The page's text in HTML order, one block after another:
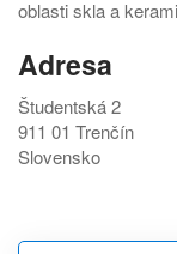
oblasti skla a
Adresa
Študentská 2
911 01 Trenčín
Slovensko